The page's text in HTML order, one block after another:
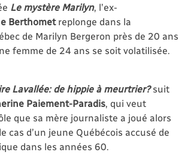
Le mystère Marilyn, l’ex-
Berthometreplonge dans la
de Marilyn Bergeron près de 20 ans
femme de 24 ans se soit volatilisée.
Lavallée: de hippie à meurtrier?suit
Paiement-Paradis , qui veut
que sa mère journaliste a joué alors
cas d’un jeune Québécois accusé de
dans les années 60.